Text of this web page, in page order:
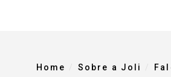
Home Sobre a Joli